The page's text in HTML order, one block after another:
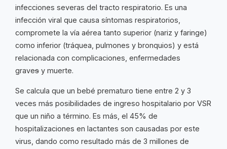
infecciones severas del tracto respiratorio. Es una
infección viral que causa síntomas respiratorios,
compromete la vía aérea tanto superior (nariz y faringe)
como inferior (tráquea, pulmones y bronquios) y está
relacionada con complicaciones, enfermedades
graves y muerte.
Se calcula que un bebé prematuro tiene entre 2 y 3
veces más posibilidades de ingreso hospitalario por VSR
que un niño a término. Es más, el 45% de
hospitalizaciones en lactantes son causadas por este
virus, dando como resultado más de 3 millones de